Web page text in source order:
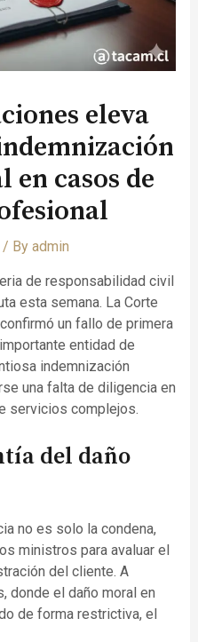
eleva
en casos de
/ By admin
de responsabilidad civil
esta semana. La Corte
un fallo de primera
entidad de
indemnización
una falta de diligencia en
servicios complejos.
del daño
no es solo la condena,
ministros para avaluar el
del cliente. A
donde el daño moral en
de forma restrictiva, el